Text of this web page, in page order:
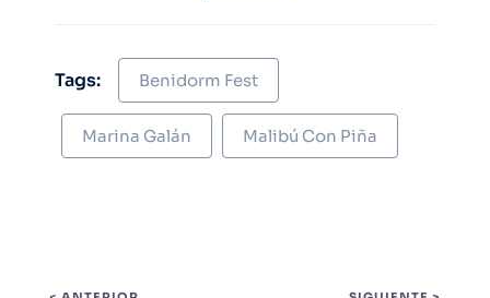
Tags: Benidorm Fest
Marina Galán Malibú Con Piña